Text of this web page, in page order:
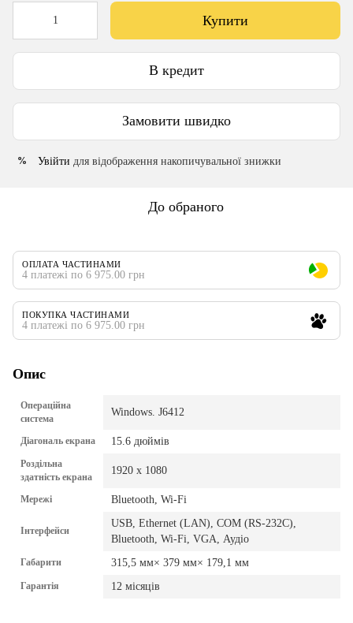
Купити
В кредит
Замовити швидко
% Увійти для відображення накопичувальної знижки
До обраного
ОПЛАТА ЧАСТИНАМИ
4 платежі по 6 975.00 грн
ПОКУПКА ЧАСТИНАМИ
4 платежі по 6 975.00 грн
Опис
Операційна
система
Windows. J6412
Діагональ екрана 15.6 дюймів
Роздільна
здатність екрана
1920 x 1080
Мережі Bluetooth, Wi-Fi
Інтерфейси
USB, Ethernet (LAN), COM (RS-232C),
Bluetooth, Wi-Fi, VGA, Аудіо
Габарити 315,5 мм× 379 мм× 179,1 мм
Гарантія 12 місяців